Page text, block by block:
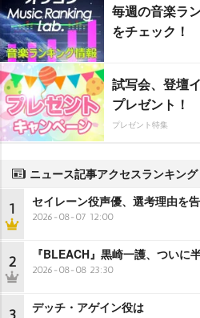
毎週の音楽ラ
をチェック！
試写会、登壇
プレゼント！
プレゼント特集
ニュース記事アクセスランキング
1 セイレーン役声優、選考理由を
2026-08-07 12:00
2 『BLEACH』黒崎一護、ついに
2026-08-08 23:30
デッチ・アゲイン役は